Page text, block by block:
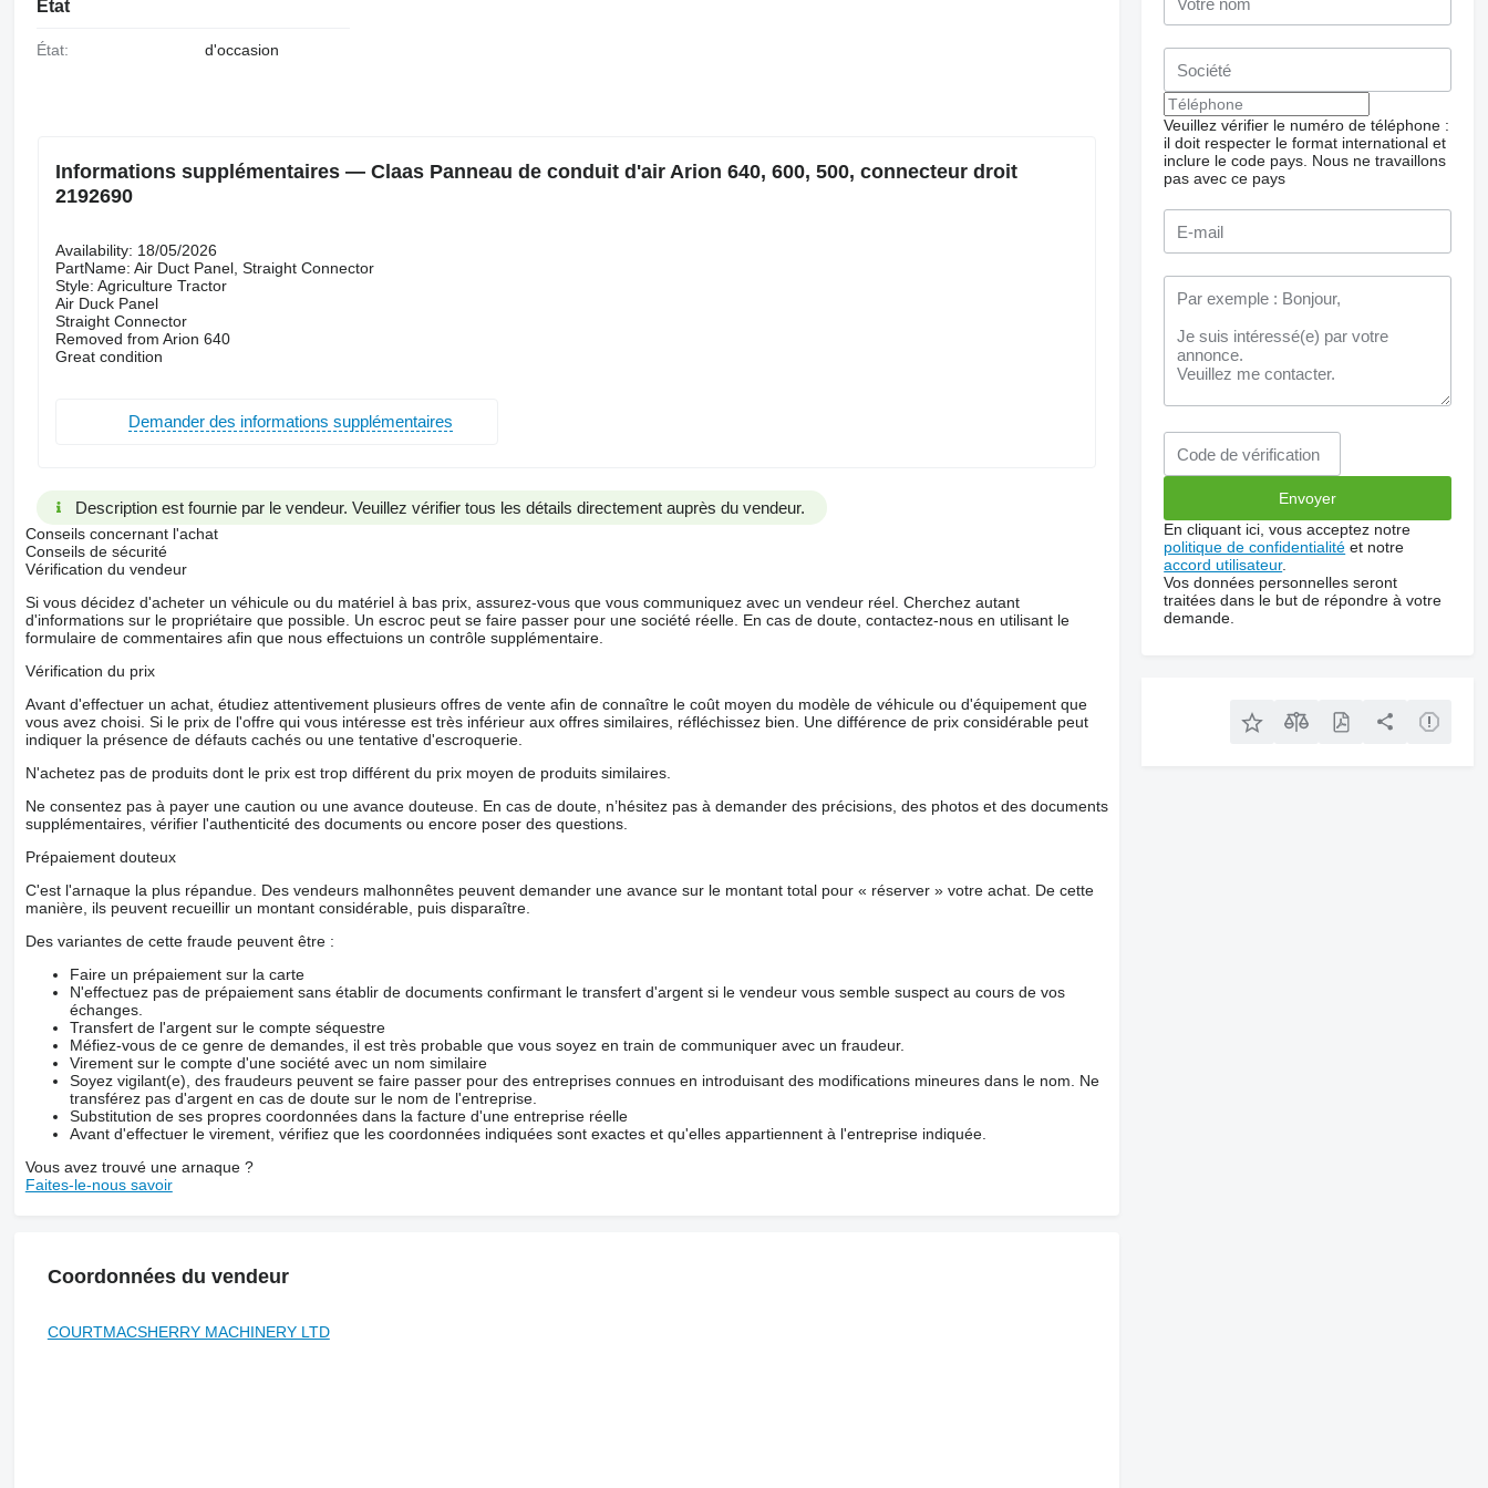
État
État: d'occasion
Informations supplémentaires — Claas Panneau de conduit d'air Arion 640, 600, 500, connecteur droit
2192690
Availability: 18/05/2026
PartName: Air Duct Panel, Straight Connector
Style: Agriculture Tractor
Air Duck Panel
Straight Connector
Removed from Arion 640
Great condition
Demander des informations supplémentaires
Description est fournie par le vendeur. Veuillez vérifier tous les détails directement auprès du vendeur.
Conseils concernant l'achat
Conseils de sécurité
Vérification du vendeur
Si vous décidez d'acheter un véhicule ou du matériel à bas prix, assurez-vous que vous communiquez avec un vendeur réel. Cherchez autant
d'informations sur le propriétaire que possible. Un escroc peut se faire passer pour une société réelle. En cas de doute, contactez-nous en utilisant le
formulaire de commentaires afin que nous effectuions un contrôle supplémentaire.
Vérification du prix
Avant d'effectuer un achat, étudiez attentivement plusieurs offres de vente afin de connaître le coût moyen du modèle de véhicule ou d'équipement que
vous avez choisi. Si le prix de l'offre qui vous intéresse est très inférieur aux offres similaires, réfléchissez bien. Une différence de prix considérable peut
indiquer la présence de défauts cachés ou une tentative d'escroquerie.
N'achetez pas de produits dont le prix est trop différent du prix moyen de produits similaires.
Ne consentez pas à payer une caution ou une avance douteuse. En cas de doute, n’hésitez pas à demander des précisions, des photos et des documents
supplémentaires, vérifier l'authenticité des documents ou encore poser des questions.
Prépaiement douteux
C'est l'arnaque la plus répandue. Des vendeurs malhonnêtes peuvent demander une avance sur le montant total pour « réserver » votre achat. De cette
manière, ils peuvent recueillir un montant considérable, puis disparaître.
Des variantes de cette fraude peuvent être :
Faire un prépaiement sur la carte
N'effectuez pas de prépaiement sans établir de documents confirmant le transfert d'argent si le vendeur vous semble suspect au cours de vos
échanges.
Transfert de l'argent sur le compte séquestre
Méfiez-vous de ce genre de demandes, il est très probable que vous soyez en train de communiquer avec un fraudeur.
Virement sur le compte d'une société avec un nom similaire
Soyez vigilant(e), des fraudeurs peuvent se faire passer pour des entreprises connues en introduisant des modifications mineures dans le nom. Ne
transférez pas d'argent en cas de doute sur le nom de l'entreprise.
Substitution de ses propres coordonnées dans la facture d'une entreprise réelle
Avant d'effectuer le virement, vérifiez que les coordonnées indiquées sont exactes et qu'elles appartiennent à l'entreprise indiquée.
Vous avez trouvé une arnaque ?
Faites-le-nous savoir
Coordonnées du vendeur
COURTMACSHERRY MACHINERY LTD
Veuillez vérifier le numéro de téléphone :
il doit respecter le format international et
inclure le code pays. Nous ne travaillons
pas avec ce pays
En cliquant ici, vous acceptez notre
politique de confidentialité et notre
accord utilisateur.
Vos données personnelles seront
traitées dans le but de répondre à votre
demande.